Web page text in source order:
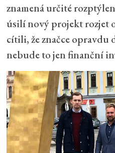
znamená určité
úsilí nový projekt rozjet
cítili, že značce opravdu
nebude to jen finanční